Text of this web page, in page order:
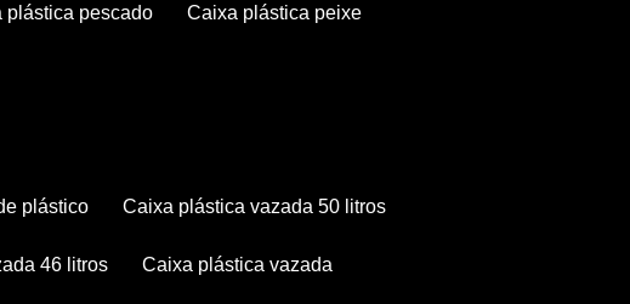
plástica pescado caixa plástica peixe
plástico caixa plástica vazada 50 litros
46 litros caixa plástica vazada